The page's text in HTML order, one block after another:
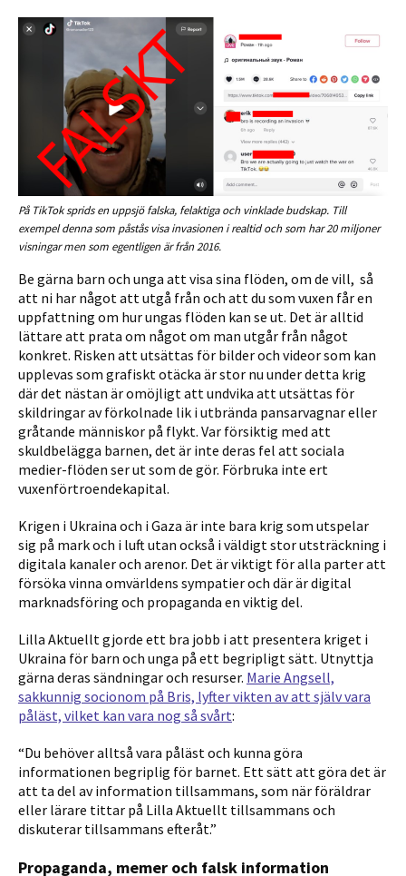
På TikTok sprids en uppsjö falska, felaktiga och vinklade budskap. Till
exempel denna som påstås visa invasionen i realtid och som har 20 miljoner
visningar men som egentligen är från 2016.
Be gärna barn och unga att visa sina flöden, om de vill, så
att ni har något att utgå från och att du som vuxen får en
uppfattning om hur ungas flöden kan se ut. Det är alltid
lättare att prata om något om man utgår från något
konkret. Risken att utsättas för bilder och videor som kan
upplevas som grafiskt otäcka är stor nu under detta krig
där det nästan är omöjligt att undvika att utsättas för
skildringar av förkolnade lik i utbrända pansarvagnar eller
gråtande människor på flykt. Var försiktig med att
skuldbelägga barnen, det är inte deras fel att sociala
medier-flöden ser ut som de gör. Förbruka inte ert
vuxenförtroendekapital.
Krigen i Ukraina och i Gaza är inte bara krig som utspelar
sig på mark och i luft utan också i väldigt stor utsträckning i
digitala kanaler och arenor. Det är viktigt för alla parter att
försöka vinna omvärldens sympatier och där är digital
marknadsföring och propaganda en viktig del.
Lilla Aktuellt gjorde ett bra jobb i att presentera kriget i
Ukraina för barn och unga på ett begripligt sätt. Utnyttja
gärna deras sändningar och resurser. Marie Angsell,
sakkunnig socionom på Bris, lyfter vikten av att själv vara
påläst, vilket kan vara nog så svårt:
“Du behöver alltså vara påläst och kunna göra
informationen begriplig för barnet. Ett sätt att göra det är
att ta del av information tillsammans, som när föräldrar
eller lärare tittar på Lilla Aktuellt tillsammans och
diskuterar tillsammans efteråt.”
Propaganda, memer och falsk information